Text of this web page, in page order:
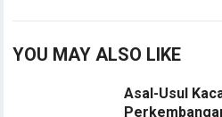
YOU MAY ALSO LIKE
Asal-Usul